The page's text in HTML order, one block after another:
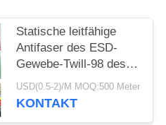
Statische leitfähige
Antifaser des ESD-
Gewebe-Twill-98 des
Polyester-2% für
Arbeits-Abnutzung
USD(0.5-2)/M MOQ:500 Meter
KONTAKT